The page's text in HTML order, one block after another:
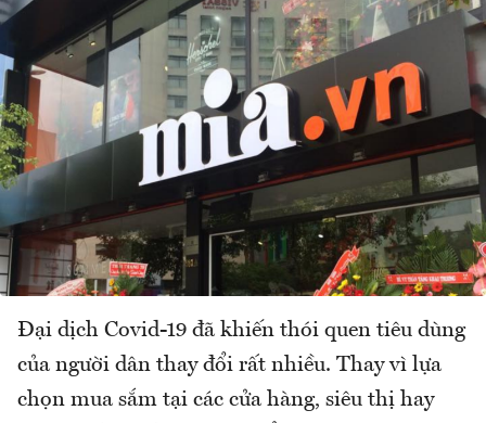
Đại dịch Covid-19 đã khiến thói quen tiêu dùng
của người dân thay đổi rất nhiều. Thay vì lựa
chọn mua sắm tại các cửa hàng, siêu thị hay